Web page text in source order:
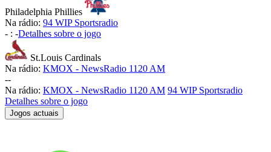
Philadelphia Phillies
Na rádio: 94 WIP Sportsradio
- : -Detalhes sobre o jogo
St.Louis Cardinals
Na rádio: KMOX - NewsRadio 1120 AM
--
Na rádio: KMOX - NewsRadio 1120 AM 94 WIP Sportsradio
Detalhes sobre o jogo
Jogos actuais